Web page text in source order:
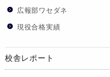
広報部ワセダネ
現役合格実績
校舎レポート